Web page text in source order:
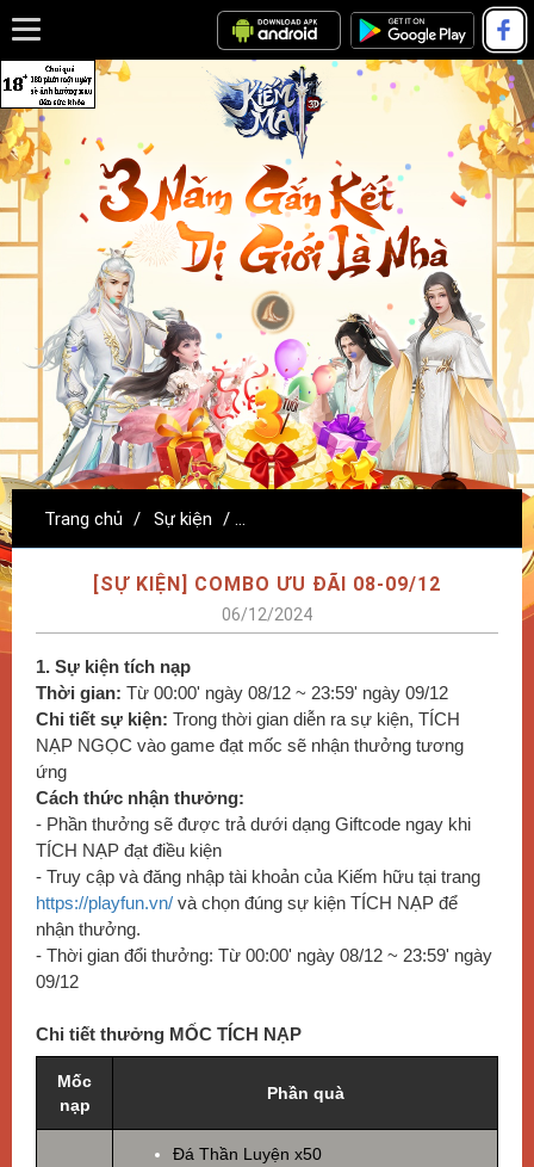
Trang chủ / Sự kiện / [SỰ KIỆN] COMBO ƯU ĐÃI 08-09/12
[SỰ KIỆN] COMBO ƯU ĐÃI 08-09/12
06/12/2024
1. Sự kiện tích nạp
Thời gian: Từ 00:00' ngày 08/12 ~ 23:59' ngày 09/12
Chi tiết sự kiện: Trong thời gian diễn ra sự kiện, TÍCH
NẠP NGỌC vào game đạt mốc sẽ nhận thưởng tương
ứng
Cách thức nhận thưởng:
- Phần thưởng sẽ được trả dưới dạng Giftcode ngay khi
TÍCH NẠP đạt điều kiện
- Truy cập và đăng nhập tài khoản của Kiếm hữu tại trang
https://playfun.vn/ và chọn đúng sự kiện TÍCH NẠP để
nhận thưởng.
- Thời gian đổi thưởng: Từ 00:00' ngày 08/12 ~ 23:59' ngày
09/12
Chi tiết thưởng MỐC TÍCH NẠP
Mốc
nạp
Phần quà
Đá Thần Luyện x50